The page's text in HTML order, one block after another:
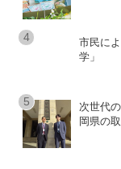
市民に
学」
次世代
岡県の